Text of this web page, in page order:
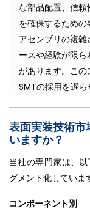
な部品配置、信
を確保するため
アセンブリの複
ースや経験が限
があります。こ
SMTの採用を遅ら
表面実装技術市
いますか？
当社の専門家は、
グメント化していま
コンポーネント別